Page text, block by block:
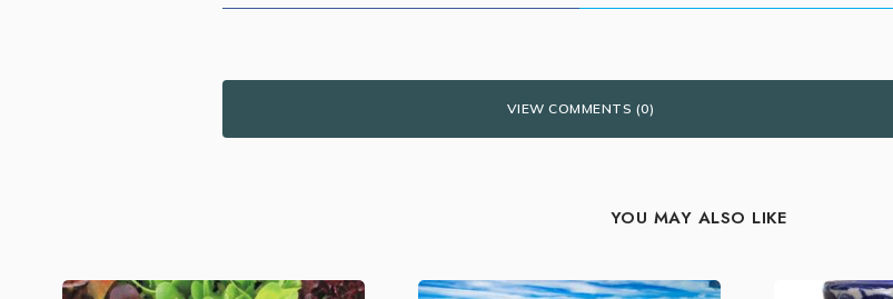
VIEW COMMENTS (0)
YOU MAY ALSO LIKE